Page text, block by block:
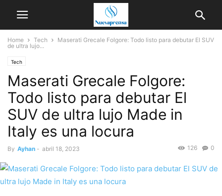
Home Tech
Maserati Grecale Folgore: Todo listo para debutar El SUV
de ultra lujo...
Tech
Maserati Grecale Folgore:
Todo listo para debutar El
SUV de ultra lujo Made in
Italy es una locura
By Ayhan - abril 18, 2023 0
126